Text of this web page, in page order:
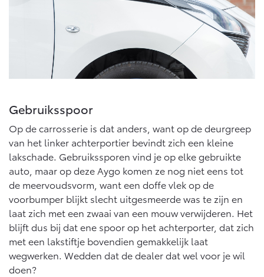
Gebruiksspoor
Op de carrosserie is dat anders, want op de deurgreep
van het linker achterportier bevindt zich een kleine
lakschade. Gebruikssporen vind je op elke gebruikte
auto, maar op deze Aygo komen ze nog niet eens tot
de meervoudsvorm, want een doffe vlek op de
voorbumper blijkt slecht uitgesmeerde was te zijn en
laat zich met een zwaai van een mouw verwijderen. Het
blijft dus bij dat ene spoor op het achterporter, dat zich
met een lakstiftje bovendien gemakkelijk laat
wegwerken. Wedden dat de dealer dat wel voor je wil
doen?